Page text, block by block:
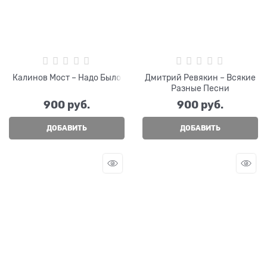
Калинов Мост – Надо Было
900 руб.
ДОБАВИТЬ
Дмитрий Ревякин – Всякие
Разные Песни
900 руб.
ДОБАВИТЬ